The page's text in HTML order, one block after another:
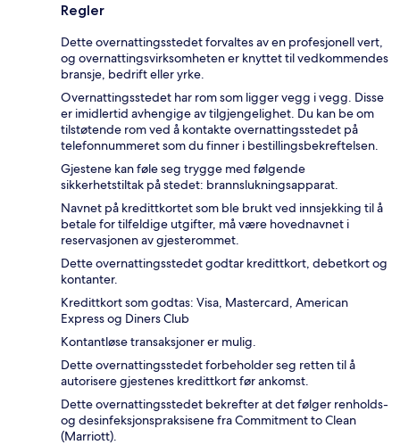
Regler
Dette overnattingsstedet forvaltes av en profesjonell vert,
og overnattingsvirksomheten er knyttet til vedkommendes
bransje, bedrift eller yrke.
Overnattingsstedet har rom som ligger vegg i vegg. Disse
er imidlertid avhengige av tilgjengelighet. Du kan be om
tilstøtende rom ved å kontakte overnattingsstedet på
telefonnummeret som du finner i bestillingsbekreftelsen.
Gjestene kan føle seg trygge med følgende
sikkerhetstiltak på stedet: brannslukningsapparat.
Navnet på kredittkortet som ble brukt ved innsjekking til å
betale for tilfeldige utgifter, må være hovednavnet i
reservasjonen av gjesterommet.
Dette overnattingsstedet godtar kredittkort, debetkort og
kontanter.
Kredittkort som godtas: Visa, Mastercard, American
Express og Diners Club
Kontantløse transaksjoner er mulig.
Dette overnattingsstedet forbeholder seg retten til å
autorisere gjestenes kredittkort før ankomst.
Dette overnattingsstedet bekrefter at det følger renholds-
og desinfeksjonspraksisene fra Commitment to Clean
(Marriott).